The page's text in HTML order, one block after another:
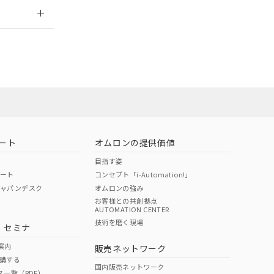
O O
ページへ
ください
ト
ト
パンデスク
セミナ
内
する
オムロンの提供価値
目指す姿
コンセプト「i-Automation!」
オムロンの強み
お客様との共創拠点
AUTOMATION CENTER
技術を磨く現場
販売ネットワーク
国内販売ネットワーク